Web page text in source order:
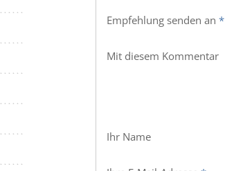
Empfehlung senden an *
Mit diesem Kommentar
Ihr Name